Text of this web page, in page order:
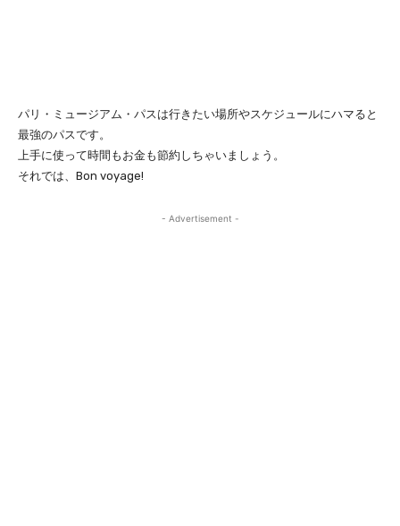
パリ・ミュージアム・パスは行きたい場所やスケジュールにハマると
最強のパスです。
上手に使って時間もお金も節約しちゃいましょう。
それでは、Bon voyage!
- Advertisement -